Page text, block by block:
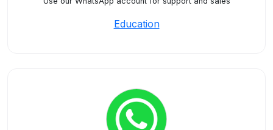
Education